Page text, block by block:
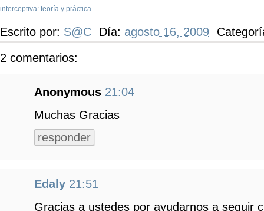
interceptiva: teoría y práctica
Escrito por: S@C Día: agosto 16, 2009
2 comentarios:
Anonymous 21:04
Muchas Gracias
responder
Edaly 21:51
Gracias a ustedes por ayudarnos a seguir